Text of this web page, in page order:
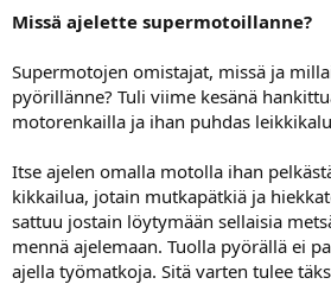
u
a
l
o
t
a
j
a
i
ä
Missä ajelette supermotoillanne?
Supermotojen omistajat, missä ja
pyörillänne? Tuli viime kesänä
motorenkailla ja ihan puhdas
Itse ajelen omalla motolla ihan
kikkailua, jotain mutkapätkiä ja
sattuu jostain löytymään sellaisia
mennä ajelemaan. Tuolla pyörällä ei
ajella työmatkoja. Sitä varten tulee